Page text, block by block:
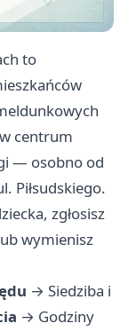
to
centrum
— osobno od
Piłsudskiego.
zgłosisz
wymienisz
→ Siedziba i
→ Godziny